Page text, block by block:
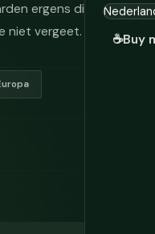
☕Buy
ergens dichtbij in
niet vergeet.